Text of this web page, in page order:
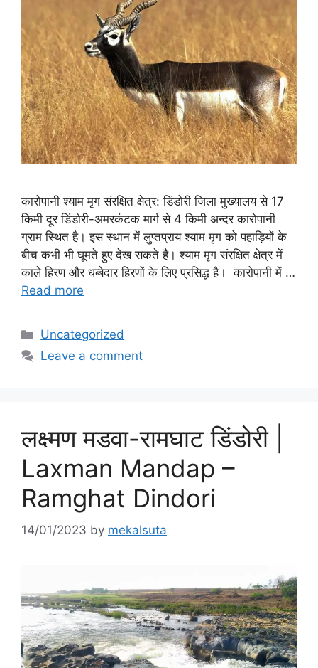
कारोपानी श्याम मृग संरक्षित क्षेत्र: डिंडोरी जिला मुख्यालय से 17
किमी दूर डिंडोरी-अमरकंटक मार्ग से 4 किमी अन्दर कारोपानी
ग्राम स्थित है। इस स्थान में लुप्तप्राय श्याम मृग को पहाड़ियों के
बीच कभी भी घूमते हुए देख सकते है। श्याम मृग संरक्षित क्षेत्र में
काले हिरण और धब्बेदार हिरणों के लिए प्रसिद्ध है। कारोपानी में …
Read more
Categories
Uncategorized
Leave a comment
लक्ष्मण मडवा-रामघाट डिंडोरी |
Laxman Mandap –
Ramghat Dindori
14/01/2023 by mekalsuta